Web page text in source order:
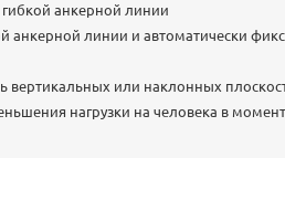
гибкой анкерной линии
анкерной линии и автоматически
вертикальных или наклонных
нагрузки на человека в